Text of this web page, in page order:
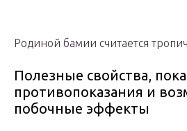
Родиной бамии считается
Полезные свойства,
противопоказания и
побочные эффекты